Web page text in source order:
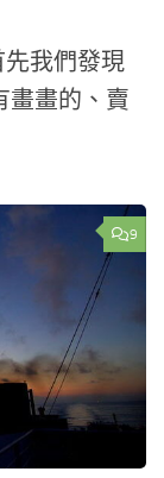
我們發現
畫畫的、賣
9